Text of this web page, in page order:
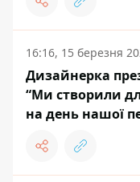
16:16, 15 березня
Дизайнерка
“Ми створили
на день нашої